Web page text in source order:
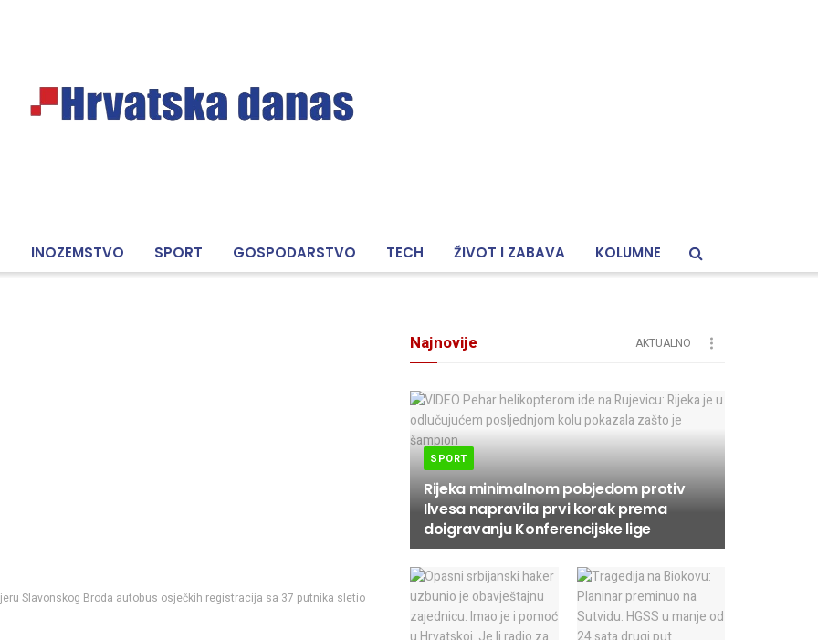
INOZEMSTVO SPORT GOSPODARSTVO TECH ŽIVOT I ZABAVA KOLUMNE
Slavonskog Broda autobus osječkih registracija sa 37 putnika sletio
Najnovije AKTUALNO
SPORT
Rijeka minimalnom pobjedom protiv
Ilvesa napravila prvi korak prema
doigravanju Konferencijske lige